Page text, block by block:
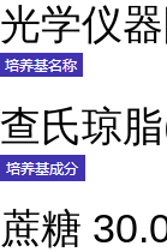
光学仪
查氏琼
蔗糖